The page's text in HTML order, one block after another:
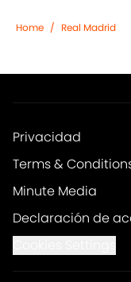
Home / Real Madrid
Privacidad
Terms &
Minute Media
Declaración de